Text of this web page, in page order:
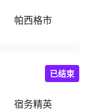
帕西格市
宿务精英
已结束